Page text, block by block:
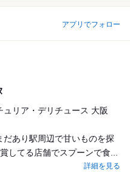
アプリでフォロー
ュリア・デリチュース 大阪
あり駅周辺で甘いものを探
してる店舗でスプーンで食...
詳細を見る